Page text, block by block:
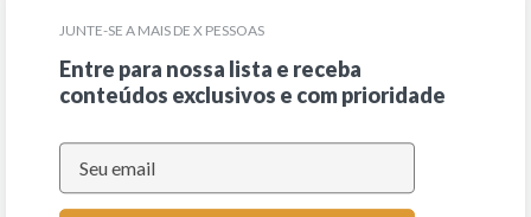
JUNTE-SE A MAIS DE X PESSOAS
Entre para nossa lista e receba
conteúdos exclusivos e com prioridade